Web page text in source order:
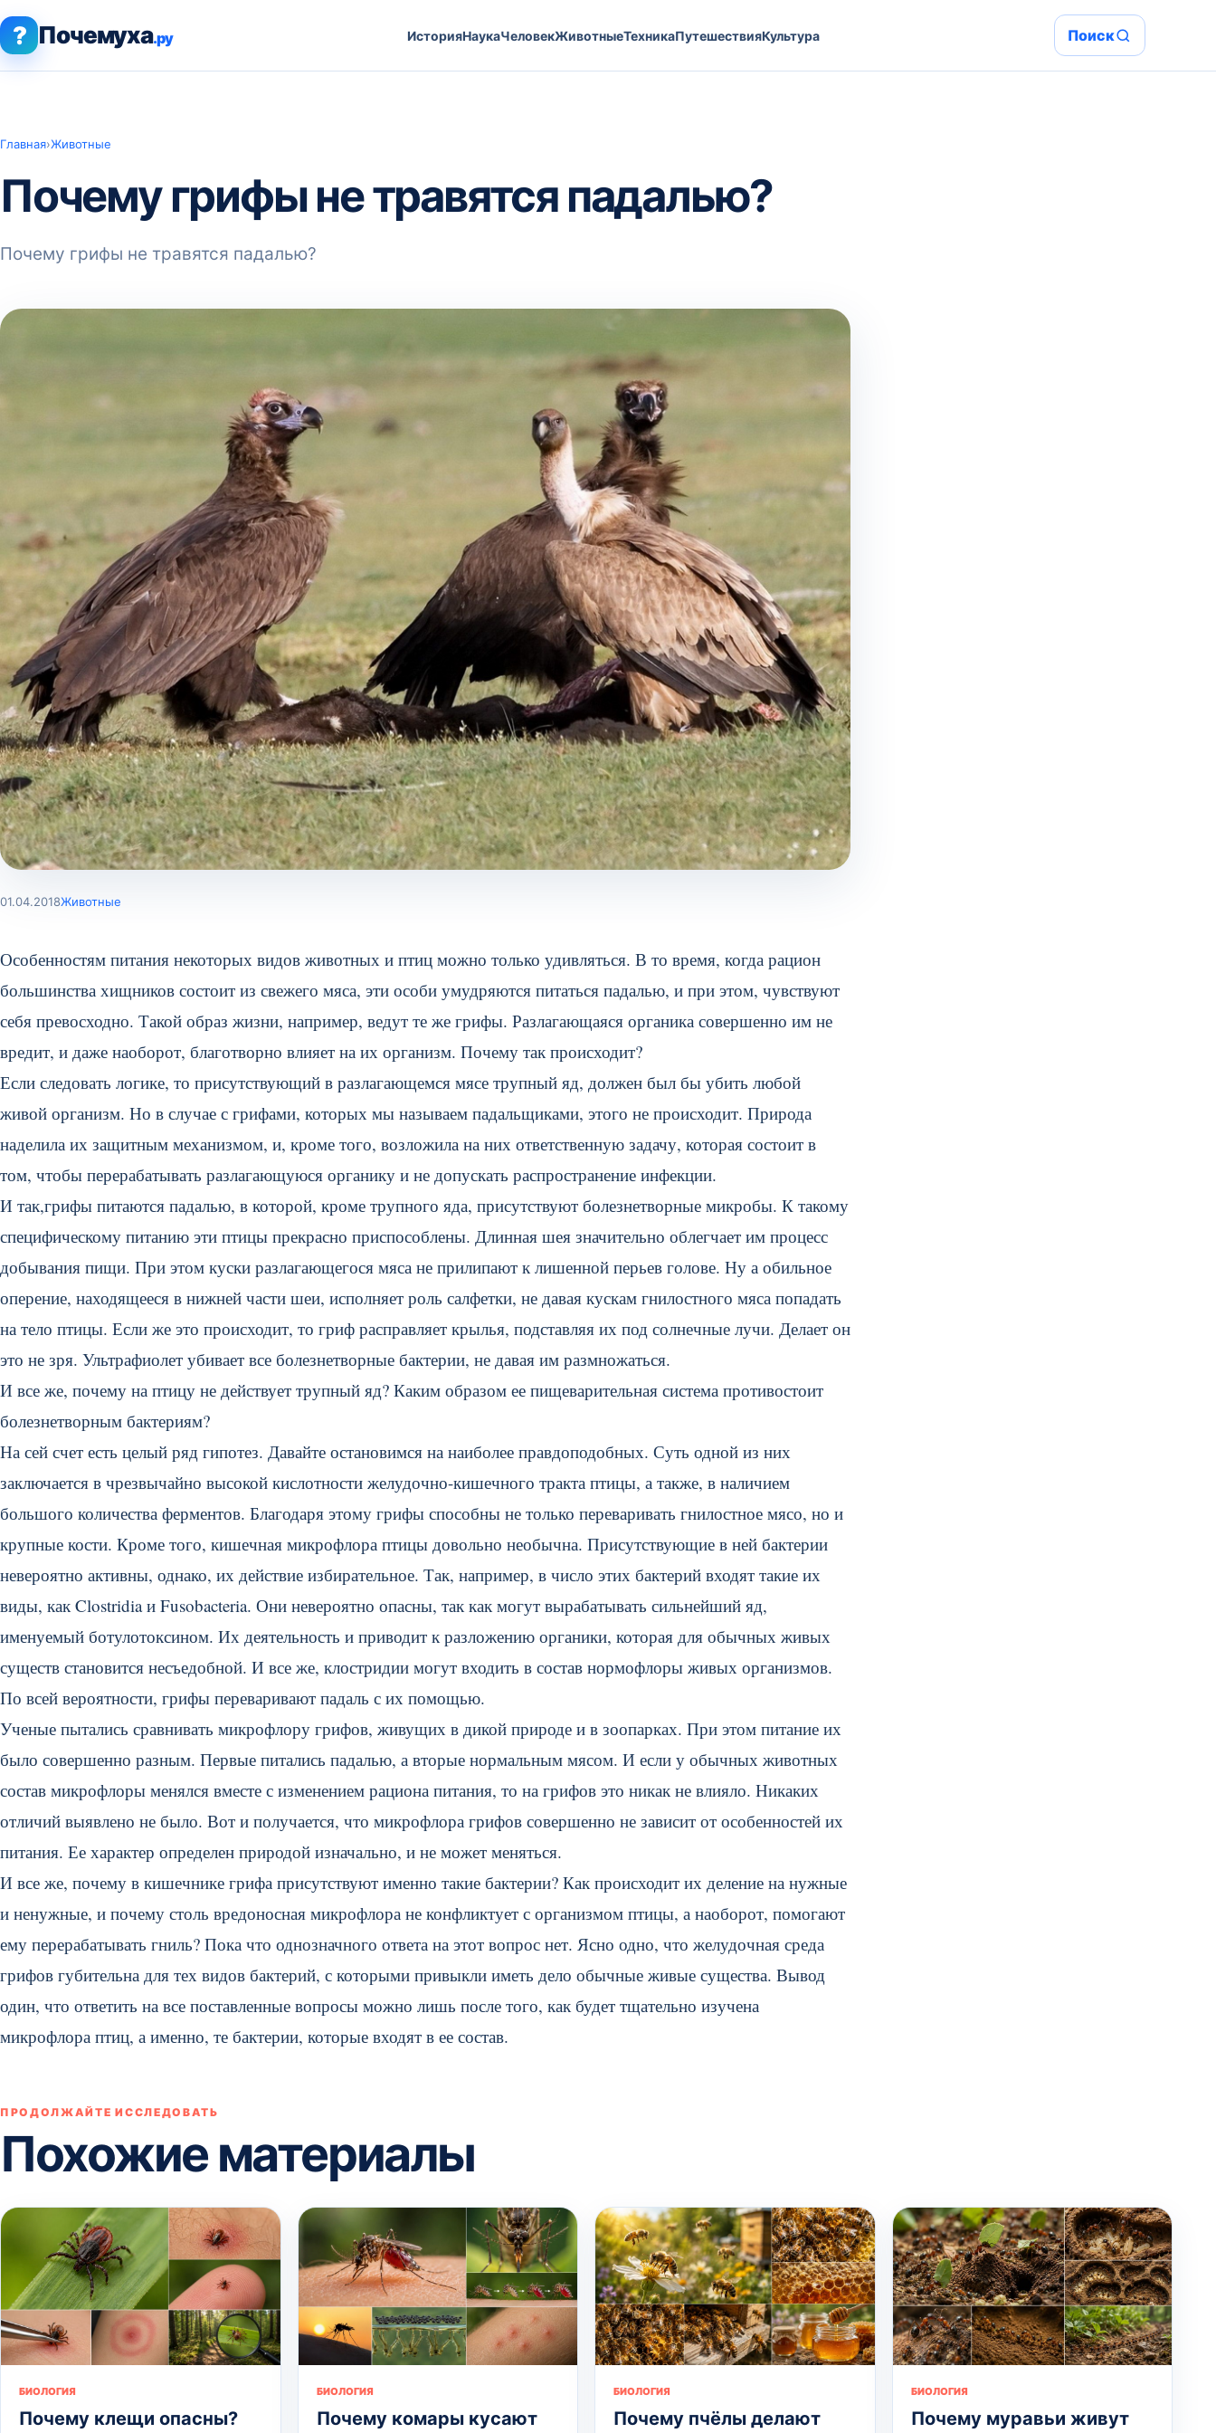
? Почемуха.ру ИсторияНаукаЧеловекЖивотныеТехникаПутешествияКультура Поиск
Главная›Животные
Почему грифы не травятся падалью?
Почему грифы не травятся падалью?
01.04.2018Животные
Особенностям питания некоторых видов животных и птиц можно только удивляться. В то время, когда рацион
большинства хищников состоит из свежего мяса, эти особи умудряются питаться падалью, и при этом, чувствуют
себя превосходно. Такой образ жизни, например, ведут те же грифы. Разлагающаяся органика совершенно им не
вредит, и даже наоборот, благотворно влияет на их организм. Почему так происходит?
Если следовать логике, то присутствующий в разлагающемся мясе трупный яд, должен был бы убить любой
живой организм. Но в случае с грифами, которых мы называем падальщиками, этого не происходит. Природа
наделила их защитным механизмом, и, кроме того, возложила на них ответственную задачу, которая состоит в
том, чтобы перерабатывать разлагающуюся органику и не допускать распространение инфекции.
И так,грифы питаются падалью, в которой, кроме трупного яда, присутствуют болезнетворные микробы. К такому
специфическому питанию эти птицы прекрасно приспособлены. Длинная шея значительно облегчает им процесс
добывания пищи. При этом куски разлагающегося мяса не прилипают к лишенной перьев голове. Ну а обильное
оперение, находящееся в нижней части шеи, исполняет роль салфетки, не давая кускам гнилостного мяса попадать
на тело птицы. Если же это происходит, то гриф расправляет крылья, подставляя их под солнечные лучи. Делает он
это не зря. Ультрафиолет убивает все болезнетворные бактерии, не давая им размножаться.
И все же, почему на птицу не действует трупный яд? Каким образом ее пищеварительная система противостоит
болезнетворным бактериям?
На сей счет есть целый ряд гипотез. Давайте остановимся на наиболее правдоподобных. Суть одной из них
заключается в чрезвычайно высокой кислотности желудочно-кишечного тракта птицы, а также, в наличием
большого количества ферментов. Благодаря этому грифы способны не только переваривать гнилостное мясо, но и
крупные кости. Кроме того, кишечная микрофлора птицы довольно необычна. Присутствующие в ней бактерии
невероятно активны, однако, их действие избирательное. Так, например, в число этих бактерий входят такие их
виды, как Clostridia и Fusobacteria. Они невероятно опасны, так как могут вырабатывать сильнейший яд,
именуемый ботулотоксином. Их деятельность и приводит к разложению органики, которая для обычных живых
существ становится несъедобной. И все же, клостридии могут входить в состав нормофлоры живых организмов.
По всей вероятности, грифы переваривают падаль с их помощью.
Ученые пытались сравнивать микрофлору грифов, живущих в дикой природе и в зоопарках. При этом питание их
было совершенно разным. Первые питались падалью, а вторые нормальным мясом. И если у обычных животных
состав микрофлоры менялся вместе с изменением рациона питания, то на грифов это никак не влияло. Никаких
отличий выявлено не было. Вот и получается, что микрофлора грифов совершенно не зависит от особенностей их
питания. Ее характер определен природой изначально, и не может меняться.
И все же, почему в кишечнике грифа присутствуют именно такие бактерии? Как происходит их деление на нужные
и ненужные, и почему столь вредоносная микрофлора не конфликтует с организмом птицы, а наоборот, помогают
ему перерабатывать гниль? Пока что однозначного ответа на этот вопрос нет. Ясно одно, что желудочная среда
грифов губительна для тех видов бактерий, с которыми привыкли иметь дело обычные живые существа. Вывод
один, что ответить на все поставленные вопросы можно лишь после того, как будет тщательно изучена
микрофлора птиц, а именно, те бактерии, которые входят в ее состав.
ПРОДОЛЖАЙТЕ ИССЛЕДОВАТЬ
Похожие материалы
БИОЛОГИЯ
Почему клещи опасны?
БИОЛОГИЯ
Почему комары кусают
БИОЛОГИЯ
Почему пчёлы делают
БИОЛОГИЯ
Почему муравьи живут